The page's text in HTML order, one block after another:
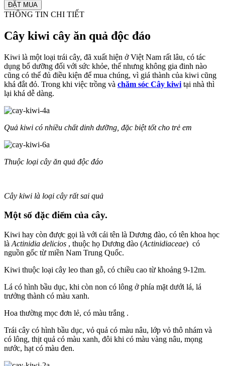
THÔNG TIN CHI TIẾT
Cây kiwi cây ăn quả độc đáo
Kiwi là một loại trái cây, đã xuất hiện ở Việt Nam rất lâu, có tác
dụng bổ dưỡng đối với sức khỏe, thế nhưng không gia đinh nào
cũng có thể đủ điều kiện để mua chúng, vì giá thành của kiwi cũng
khá đắt đỏ. Trong khi việc trồng và chăm sóc Cây kiwi tại nhà thì
lại khá dễ dàng.
Quả kiwi có nhiều chất dinh dưỡng, đặc biệt tốt cho trẻ em
Thuộc loại cây ăn quả độc đáo
Cây kiwi là loại cây rất sai quả
Một số đặc điểm của cây.
Kiwi hay còn được gọi là với cái tên là Dương đào, có tên khoa học
là Actinidia delicios , thuộc họ Dương đào (Actinidiaceae) có
nguồn gốc từ miền Nam Trung Quốc.
Kiwi thuộc loại cây leo than gỗ, có chiều cao từ khoảng 9-12m.
Lá có hình bầu dục, khi còn non có lông ở phía mặt dưới lá, lá
trưởng thành có màu xanh.
Hoa thường mọc đơn lẻ, có màu trắng .
Trái cây có hình bầu dục, vỏ quả có màu nâu, lớp vỏ thô nhám và
có lông, thịt quả có màu xanh, đôi khi có màu vàng nâu, mọng
nước, hạt có màu đen.